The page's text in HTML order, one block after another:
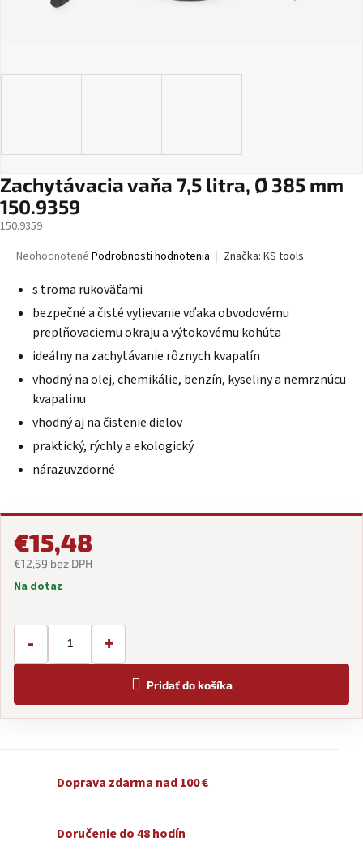
Zachytávacia vaňa 7,5 litra, Ø 385 mm
150.9359
150.9359
Priemerné
produktu
0,0
hviezdičiek.
Neohodnotené Podrobnosti hodnotenia Značka: KS tools
s troma rukoväťami
bezpečné a čisté vylievanie vďaka obvodovému
preplňovaciemu okraju a výtokovému kohúta
ideálny na zachytávanie rôznych kvapalín
vhodný na olej, chemikálie, benzín, kyseliny a nemrznúcu
kvapalinu
vhodný aj na čistenie dielov
praktický, rýchly a ekologický
nárazuvzdorné
€15,48
€12,59 bez DPH
Jednotková
Na dotaz
- +
Pridať do košíka
Doprava zdarma nad 100 €
Doručenie do 48 hodín